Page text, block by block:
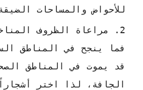
للأحواض والمساحات
مراعاة الظروف
فما ينجح في المناطق
قد يموت في المناطق
الجافة، لذا اختر